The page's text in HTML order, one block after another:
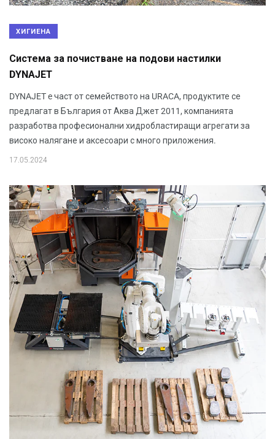
ХИГИЕНА
Система за почистване на подови настилки
DYNAJET
DYNAJET e част от семейството на URACA, продуктите се
предлагат в България от Аква Джет 2011, компанията
разработва професионални хидробластиращи агрегати за
високо налягане и аксесоари с много приложения.
17.05.2024